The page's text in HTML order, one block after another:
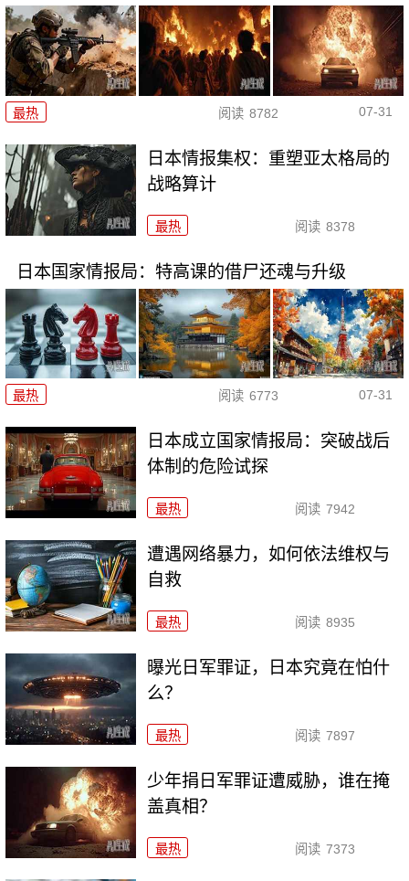
最热 阅读 8782 07-31
日本情报集权：重塑亚太格局的
战略算计
最热 阅读 8378
日本国家情报局：特高课的借尸还魂与升级
最热 阅读 6773 07-31
日本成立国家情报局：突破战后
体制的危险试探
最热 阅读 7942
遭遇网络暴力，如何依法维权与
自救
最热 阅读 8935
曝光日军罪证，日本究竟在怕什
么？
最热 阅读 7897
少年捐日军罪证遭威胁，谁在掩
盖真相？
最热 阅读 7373